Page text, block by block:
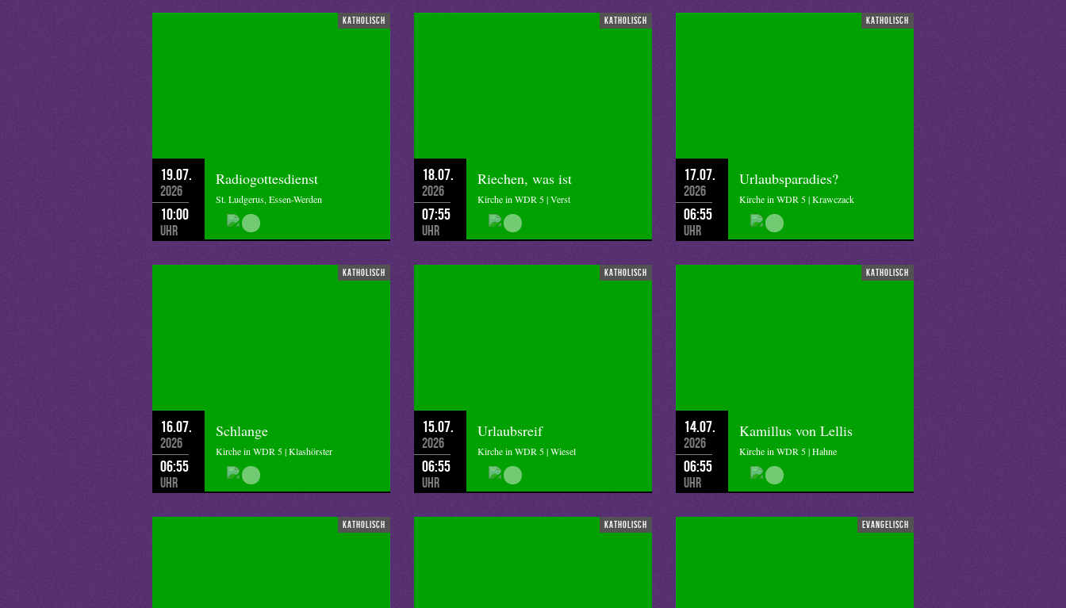
katholisch
19.07.
2026
10:00
Uhr
Radiogottesdienst
St. Ludgerus, Essen-Werden
katholisch
18.07.
2026
07:55
Uhr
Riechen, was ist
Kirche in WDR 5 | Verst
katholisch
17.07.
2026
06:55
Uhr
Urlaubsparadies?
Kirche in WDR 5 | Krawczack
katholisch
16.07.
2026
06:55
Uhr
Schlange
Kirche in WDR 5 | Klashörster
katholisch
15.07.
2026
06:55
Uhr
Urlaubsreif
Kirche in WDR 5 | Wiesel
katholisch
14.07.
2026
06:55
Uhr
Kamillus von Lellis
Kirche in WDR 5 | Hahne
katholisch katholisch evangelisch